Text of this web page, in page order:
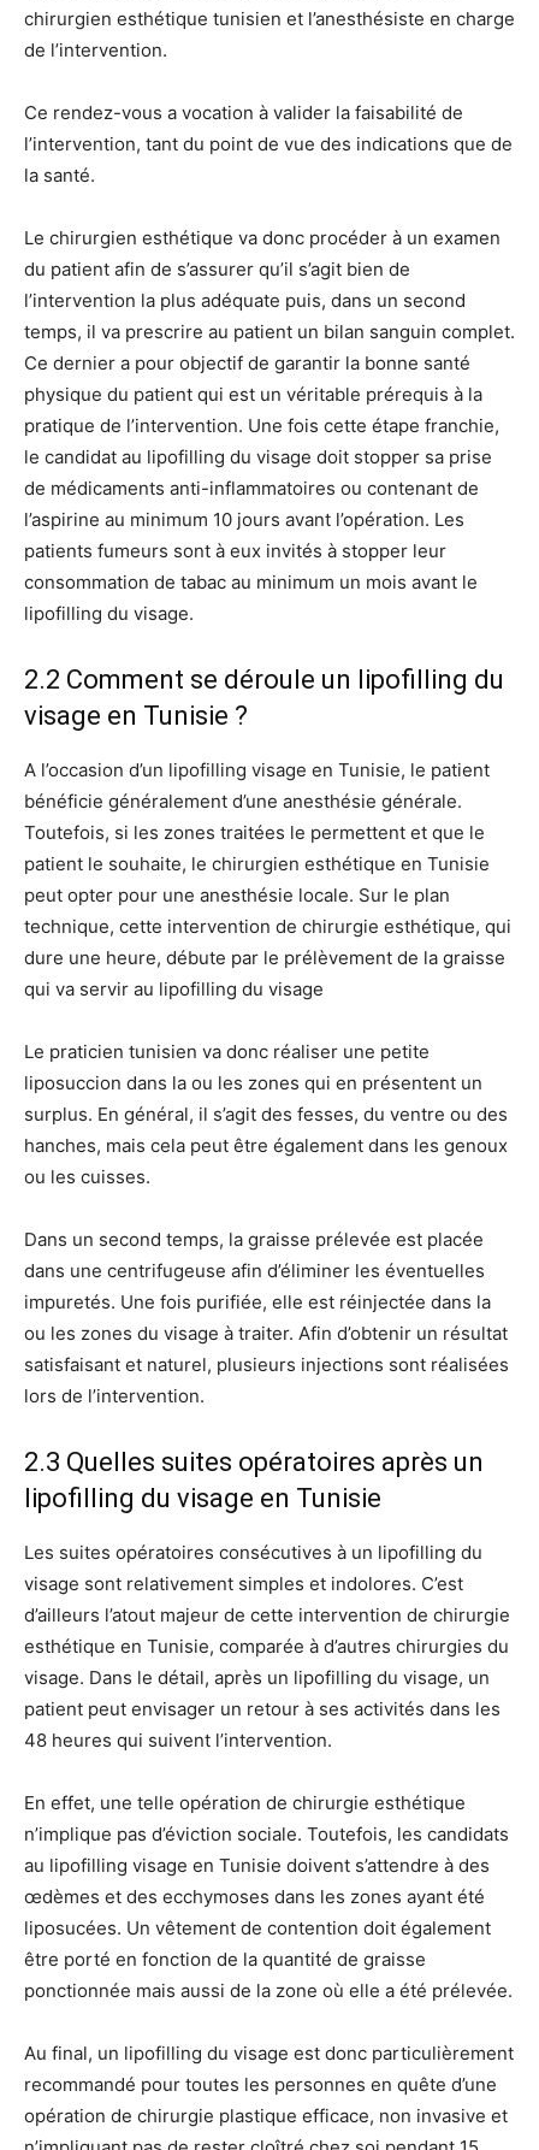
chirurgien esthétique tunisien et l’anesthésiste en charge
de l’intervention.
Ce rendez-vous a vocation à valider la faisabilité de
l’intervention, tant du point de vue des indications que de
la santé.
Le chirurgien esthétique va donc procéder à un examen
du patient afin de s’assurer qu’il s’agit bien de
l’intervention la plus adéquate puis, dans un second
temps, il va prescrire au patient un bilan sanguin complet.
Ce dernier a pour objectif de garantir la bonne santé
physique du patient qui est un véritable prérequis à la
pratique de l’intervention. Une fois cette étape franchie,
le candidat au lipofilling du visage doit stopper sa prise
de médicaments anti-inflammatoires ou contenant de
l’aspirine au minimum 10 jours avant l’opération. Les
patients fumeurs sont à eux invités à stopper leur
consommation de tabac au minimum un mois avant le
lipofilling du visage.
2.2 Comment se déroule un lipofilling du
visage en Tunisie ?
A l’occasion d’un lipofilling visage en Tunisie, le patient
bénéficie généralement d’une anesthésie générale.
Toutefois, si les zones traitées le permettent et que le
patient le souhaite, le chirurgien esthétique en Tunisie
peut opter pour une anesthésie locale. Sur le plan
technique, cette intervention de chirurgie esthétique, qui
dure une heure, débute par le prélèvement de la graisse
qui va servir au lipofilling du visage
Le praticien tunisien va donc réaliser une petite
liposuccion dans la ou les zones qui en présentent un
surplus. En général, il s’agit des fesses, du ventre ou des
hanches, mais cela peut être également dans les genoux
ou les cuisses.
Dans un second temps, la graisse prélevée est placée
dans une centrifugeuse afin d’éliminer les éventuelles
impuretés. Une fois purifiée, elle est réinjectée dans la
ou les zones du visage à traiter. Afin d’obtenir un résultat
satisfaisant et naturel, plusieurs injections sont réalisées
lors de l’intervention.
2.3 Quelles suites opératoires après un
lipofilling du visage en Tunisie
Les suites opératoires consécutives à un lipofilling du
visage sont relativement simples et indolores. C’est
d’ailleurs l’atout majeur de cette intervention de chirurgie
esthétique en Tunisie, comparée à d’autres chirurgies du
visage. Dans le détail, après un lipofilling du visage, un
patient peut envisager un retour à ses activités dans les
48 heures qui suivent l’intervention.
En effet, une telle opération de chirurgie esthétique
n’implique pas d’éviction sociale. Toutefois, les candidats
au lipofilling visage en Tunisie doivent s’attendre à des
œdèmes et des ecchymoses dans les zones ayant été
liposucées. Un vêtement de contention doit également
être porté en fonction de la quantité de graisse
ponctionnée mais aussi de la zone où elle a été prélevée.
Au final, un lipofilling du visage est donc particulièrement
recommandé pour toutes les personnes en quête d’une
opération de chirurgie plastique efficace, non invasive et